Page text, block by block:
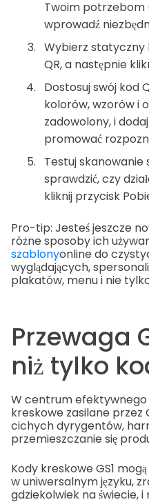
Twoim potrzebom
wprowadź
Wybierz statyczny
QR, a następnie
Dostosuj swój kod
kolorów, wzorów i
zadowolony, i
promować
Testuj skanowanie
sprawdzić, czy
kliknij przycisk
Pro-tip: Jesteś jeszcze
różne sposoby ich
szablonyonline do
wyglądających,
plakatów, menu i nie
Przewaga
niż tylko
W centrum efektywnego
kreskowe zasilane przez
cichych dyrygentów,
przemieszczanie się
Kody kreskowe GS1
w uniwersalnym języku,
gdziekolwiek na świecie, i